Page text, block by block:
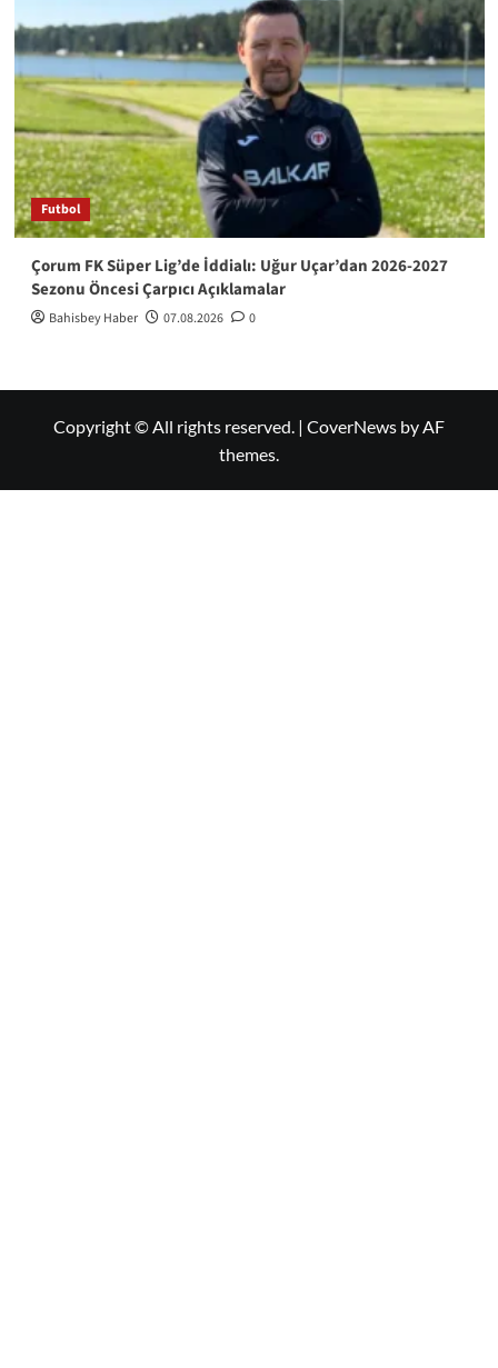
Futbol
Çorum FK Süper Lig’de İddialı: Uğur Uçar’dan 2026-2027
Sezonu Öncesi Çarpıcı Açıklamalar
Bahisbey Haber 07.08.2026 0
Copyright © All rights reserved. | CoverNews by AF
themes.